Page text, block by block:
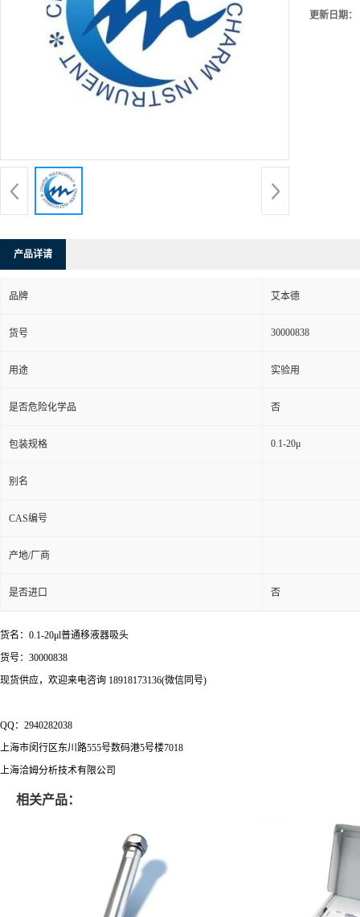
更新日期：
产品详请
品牌 艾本德
货号 30000838
用途 实验用
是否危险化学品 否
包装规格 0.1-20μ
别名
CAS编号
产地/厂商
是否进口 否
货名：0.1-20μl普通移液器吸头
货号：30000838
现货供应，欢迎来电咨询 18918173136(微信同号)
QQ：2940282038
上海市闵行区东川路555号数码港5号楼7018
上海洽姆分析技术有限公司
相关产品：